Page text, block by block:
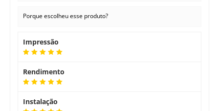
Porque escolheu esse produto?
Impressão
Rendimento
Instalação